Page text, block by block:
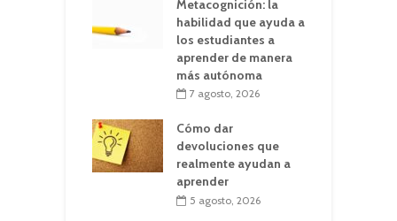
Metacognición: la
habilidad que ayuda a
los estudiantes a
aprender de manera
más autónoma
7 agosto, 2026
Cómo dar
devoluciones que
realmente ayudan a
aprender
5 agosto, 2026